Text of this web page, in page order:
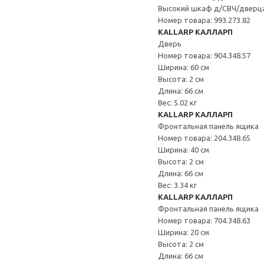
Высокий шкаф д/СВЧ/
Номер товара: 993.273.82
KALLARP КАЛЛАРП
Дверь
Номер товара: 904.348.57
Ширина: 60 см
Высота: 2 см
Длина: 66 см
Вес: 5.02 кг
KALLARP КАЛЛАРП
Фронтальная панель ящика
Номер товара: 204.348.65
Ширина: 40 см
Высота: 2 см
Длина: 66 см
Вес: 3.34 кг
KALLARP КАЛЛАРП
Фронтальная панель ящика
Номер товара: 704.348.63
Ширина: 20 см
Высота: 2 см
Длина: 66 см